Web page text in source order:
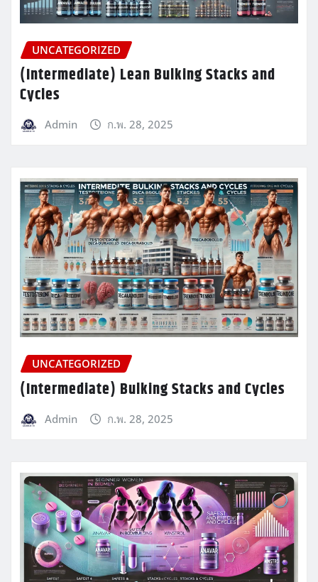
UNCATEGORIZED
(Intermediate) Lean Bulking Stacks and
Cycles
Admin ก.พ. 28, 2025
UNCATEGORIZED
(Intermediate) Bulking Stacks and Cycles
Admin ก.พ. 28, 2025